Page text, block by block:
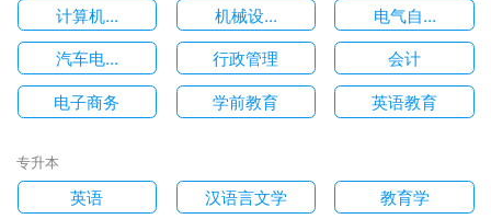
计算机... 机械设...
电气自...
汽车电...
行政管理
会计
电子商务
学前教育 英语教育
专升本
英语 汉语言文学
教育学